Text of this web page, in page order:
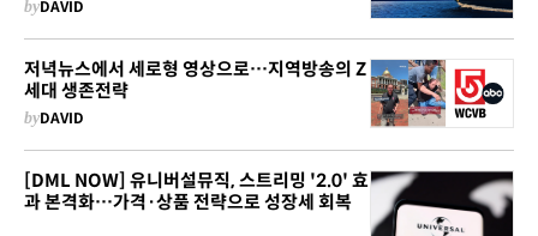
byDAVID
저녁뉴스에서 세로형 영상으로…지역방송의 Z
세대 생존전략
byDAVID
[DML NOW] 유니버설뮤직, 스트리밍 '2.0' 효
과 본격화…가격·상품 전략으로 성장세 회복